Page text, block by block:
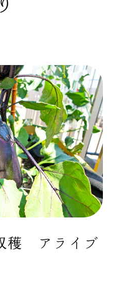
穫 アライブ